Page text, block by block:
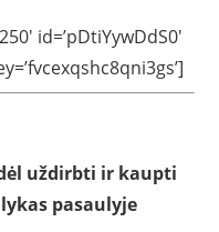
id=’pDtiYywDdS0′
uždirbti ir kaupti
pasaulyje